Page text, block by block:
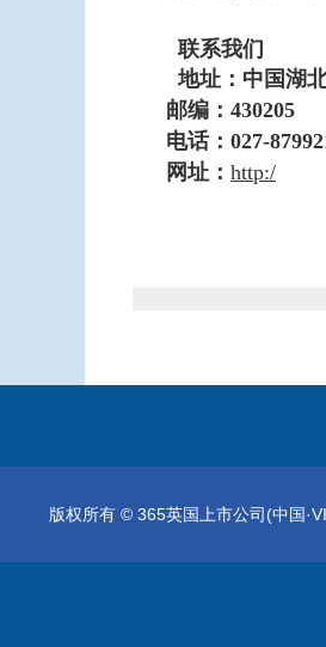
联系我们
地址：中国湖
邮编： 430205
电话： 027-
网址： http:/
版权所有 © 365英国上市公司(中国